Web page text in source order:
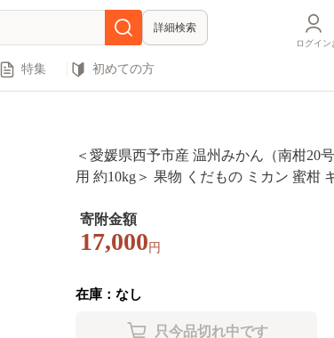
詳細検索
ログイン
特集 初めての方
＜愛媛県西予市産 温州みかん（南柑20
用 約10kg＞ 果物 くだもの ミカン 蜜柑
媛県 西予市【常温】
寄附金額
17,000 円
在庫：なし